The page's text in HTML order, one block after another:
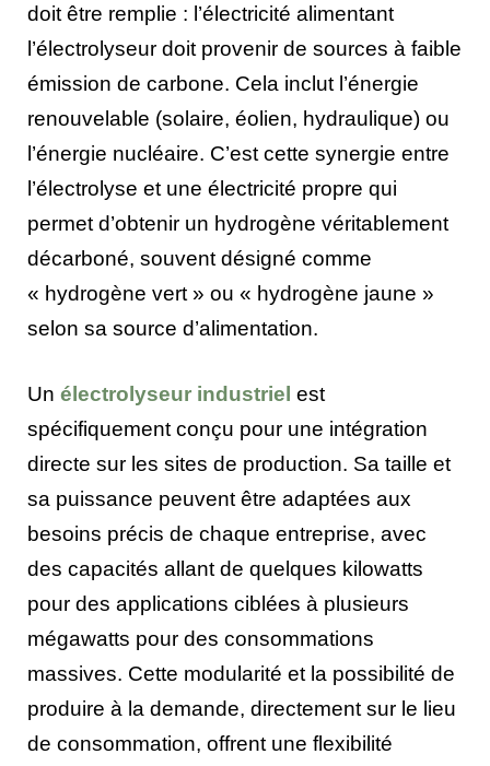
doit être remplie : l’électricité alimentant
l’électrolyseur doit provenir de sources à faible
émission de carbone. Cela inclut l’énergie
renouvelable (solaire, éolien, hydraulique) ou
l’énergie nucléaire. C’est cette synergie entre
l’électrolyse et une électricité propre qui
permet d’obtenir un hydrogène véritablement
décarboné, souvent désigné comme
« hydrogène vert » ou « hydrogène jaune »
selon sa source d’alimentation.
Un électrolyseur industriel est
spécifiquement conçu pour une intégration
directe sur les sites de production. Sa taille et
sa puissance peuvent être adaptées aux
besoins précis de chaque entreprise, avec
des capacités allant de quelques kilowatts
pour des applications ciblées à plusieurs
mégawatts pour des consommations
massives. Cette modularité et la possibilité de
produire à la demande, directement sur le lieu
de consommation, offrent une flexibilité